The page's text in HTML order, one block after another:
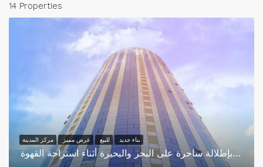
14 Properties
استمتع بإطلالة ساحرة على البحر والبحيرة أثناء استراحة القهوة
بناء جديد للبيع عرض مميز مركز المدينة